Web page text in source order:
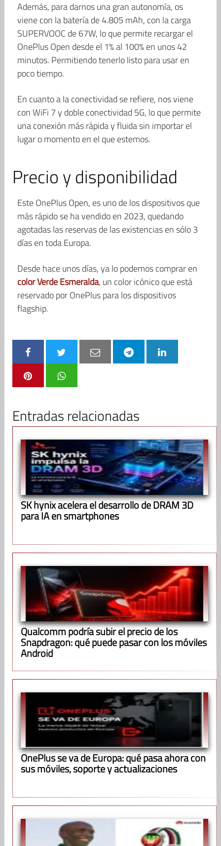
Además, para darnos una gran autonomía, os
viene con la batería de 4.805 mAh, con la carga
SUPERVOOC de 67W, lo que permite recargar el
OnePlus Open desde el 1% al 100% en unos 42
minutos. Permitiendo tenerlo listo para usar en
poco tiempo.
En cuanto a la conectividad se refiere, nos viene
con WiFi 7 y doble conectividad 5G, lo que permite
una conexión más rápida y fluida sin importar el
lugar o momento en el que estemos.
Precio y disponibilidad
Este OnePlus Open, es uno de los dispositivos que
más rápido se ha vendido en 2023, quedando
agotadas las reservas de las existencias en sólo 3
días en toda Europa.
Desde hace unos días, ya lo podemos comprar en
color Verde Esmeralda, un color icónico que está
reservado por OnePlus para los dispositivos
flagship.
Entradas relacionadas
SK hynix acelera el desarrollo de DRAM 3D
para IA en smartphones
Qualcomm podría subir el precio de los
Snapdragon: qué puede pasar con los móviles
Android
OnePlus se va de Europa: qué pasa ahora con
sus móviles, soporte y actualizaciones